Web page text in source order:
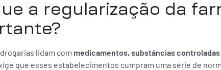
a regularização da
lidam com medicamentos, substâncias
que esses estabelecimentos cumpram uma série de